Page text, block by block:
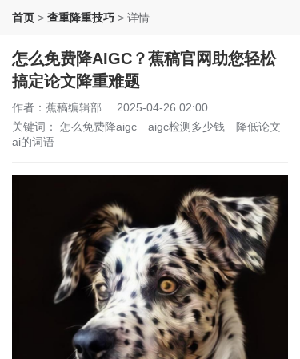
首页 > 查重降重技巧 > 详情
怎么免费降AIGC？蕉稿官网助您轻松
搞定论文降重难题
作者：蕉稿编辑部
2025-04-26 02:00
关键词： 怎么免费降aigc aigc检测多少钱
降低论文
ai的词语